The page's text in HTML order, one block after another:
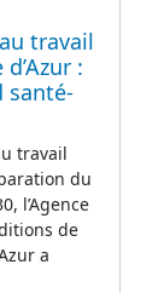
travail
:
santé-
travail
du
l’Agence
de
a